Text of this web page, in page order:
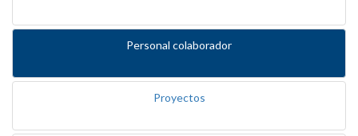
Personal colaborador
Proyectos